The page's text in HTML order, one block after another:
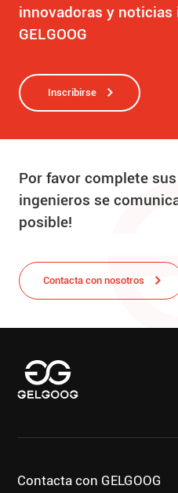
innovadoras y noticias
GELGOOG
Inscribirse
Por favor complete
ingenieros se
posible!
Contacta con nosotros
Contacta con GELGOOG